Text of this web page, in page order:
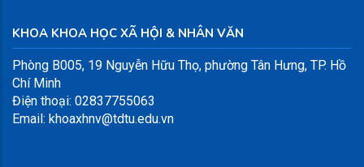
KHOA KHOA HỌC XÃ HỘI & NHÂN VĂN
Phòng B005, 19 Nguyễn Hữu Thọ, phường Tân Hưng, TP. Hồ
Chí Minh
Điện thoại: 02837755063
Email: khoaxhnv@tdtu.edu.vn